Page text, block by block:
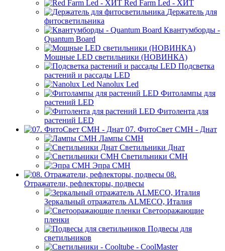
Red Farm Led - ХИТ
Держатель для
фитосветильника
Квантумборды -
Quantum Board
Мощные LED светильники (НОВИНКА)
Подсветка
растений и рассады LED
Nanolux Led
Фитолампы для
растений LED
Фитолента для
растений LED
07. ФитоСвет CMH - Днат
Лампы СМН
Светильники Днат
Светильники СМН
Эпра СМН
08.
Отражатели, рефлекторы, подвесы
Зеркальный отражатель ALMECO, Италия
Светооражающие
пленки
Подвесы для
светильников